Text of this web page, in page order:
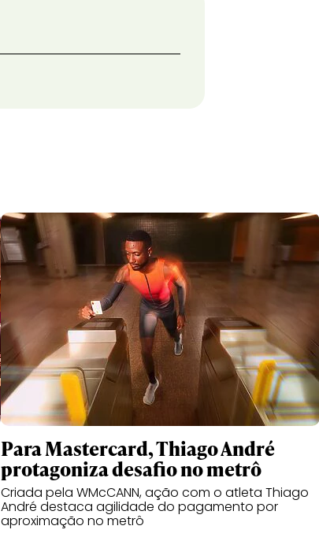
Para Mastercard, Thiago André
protagoniza desafio no metrô
Criada pela WMcCANN, ação com o atleta Thiago
André destaca agilidade do pagamento por
aproximação no metrô